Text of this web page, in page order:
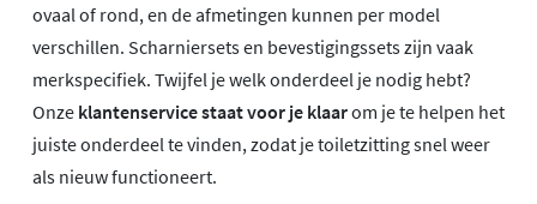
ovaal of rond, en de afmetingen kunnen per model
verschillen. Scharniersets en bevestigingssets zijn vaak
merkspecifiek. Twijfel je welk onderdeel je nodig hebt?
Onze klantenservice staat voor je klaarom je te helpen het
juiste onderdeel te vinden, zodat je toiletzitting snel weer
als nieuw functioneert.